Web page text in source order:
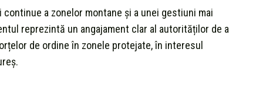
a zonelor montane și a unei gestiuni mai
reprezintă un angajament clar al autorităților de a
de ordine în zonele protejate, în interesul